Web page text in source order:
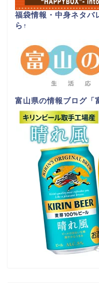
福袋情報・中身ネタバ
ら ↑
富山県の情報ブログ「